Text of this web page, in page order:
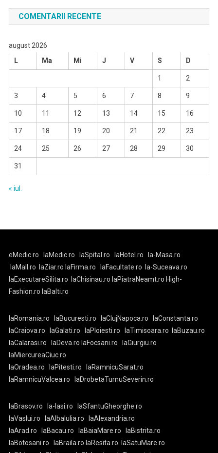
COMENTARII RECENTE
august 2026
L
Ma Mi J V S D
1 2
3 4 5 6 7 8 9
10 11 12 13 14 15 16
17 18 19 20 21 22 23
24 25 26 27 28 29 30
31
« iul.
eMedic.ro laMedic.ro laSpital.ro laHotel.ro
la-Masa.ro
laMall.ro
laZiar.ro laFirma.ro laFacultate.ro
la-Suceava.ro
laExecutareSilita.ro
laChisinau.ro laPiatraNeamt.ro High-
Fashion.ro laBalti.ro
laRomania.ro laBucuresti.ro laClujNapoca.ro
laConstanta.ro
laCraiova.ro
laGalati.ro laPloiesti.ro laTimisoara.ro
laBuzau.ro
laCalarasi.ro
laDeva.ro laFocsani.ro
laGiurgiu.ro
laMiercureaCiuc.ro
laOradea.ro
laPitesti.ro
laRamnicuSarat.ro
laRamnicuValcea.ro
laDrobetaTurnuSeverin.ro
laBrasov.ro la-Iasi.ro
laSfantuGheorghe.ro
laVaslui.ro
laAlbaIulia.ro
laAlexandria.ro
laArad.ro
laBacau.ro laBaiaMare.ro
laBistrita.ro
laBotosani.ro
laBraila.ro laResita.ro
laSatuMare.ro